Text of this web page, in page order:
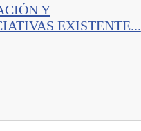
Y
EXISTENTE...